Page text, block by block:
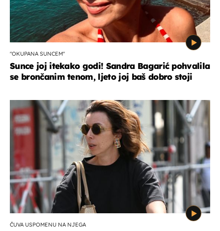
"OKUPANA SUNCEM"
Sunce joj itekako godi! Sandra Bagarić pohvalila
se brončanim tenom, ljeto joj baš dobro stoji
ČUVA USPOMENU NA NJEGA